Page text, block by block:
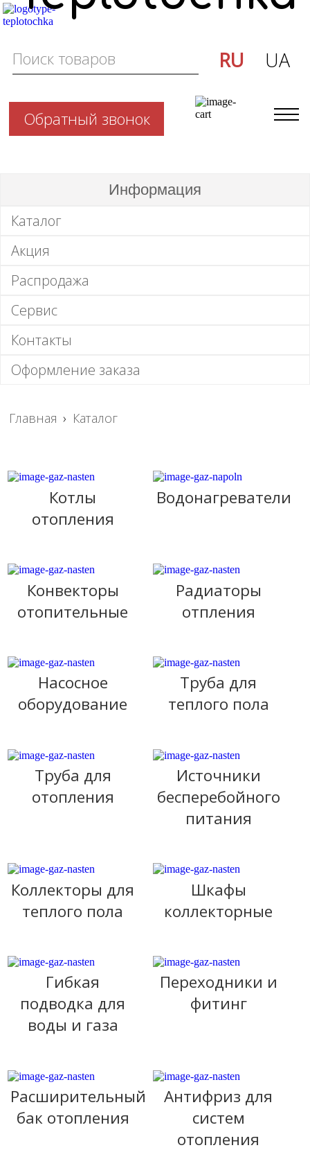
Обратный звонок
RU UA
Информация
Каталог
Акция
Распродажа
Сервис
Контакты
Оформление заказа
Главная › Каталог
Котлы
отопления
Водонагреватели
Конвекторы
отопительные
Радиаторы
отпления
Насосное
оборудование
Труба для
теплого пола
Труба для
отопления
Источники
бесперебойного
питания
Коллекторы для
теплого пола
Шкафы
коллекторные
Гибкая
подводка для
воды и газа
Переходники и
фитинг
Расширительный
бак отопления
Антифриз для
систем
отопления